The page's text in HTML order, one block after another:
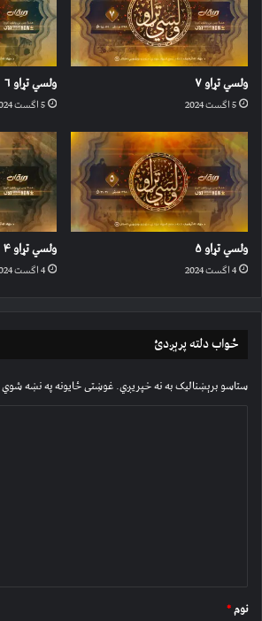
ولسي تړاو ۷
5 اگست 2024
ولسي تړاو ۶
5 اگست 2024
ولسي تړاو ۵
4 اگست 2024
ولسي تړاو ۴
4 اگست 2024
ځواب دلته پرېږدئ
ستاسو برېښناليک به نه خپريږي.غوښتى ځایونه په نښه شوي
*
نوم*